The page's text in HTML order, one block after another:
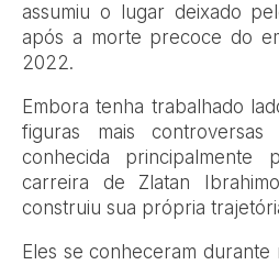
assumiu o lugar deixado
após a morte precoce do
2022.
Embora tenha trabalhado
figuras mais
conhecida
carreira de Zlatan
construiu sua própria
Eles se conheceram durante